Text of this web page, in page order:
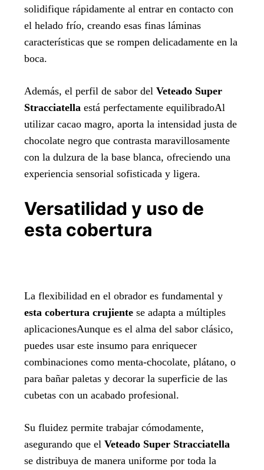
solidifique rápidamente al entrar en contacto con
el helado frío, creando esas finas láminas
características que se rompen delicadamente en la
boca.
Además, el perfil de sabor del Veteado Super
Stracciatella está perfectamente equilibradoAl
utilizar cacao magro, aporta la intensidad justa de
chocolate negro que contrasta maravillosamente
con la dulzura de la base blanca, ofreciendo una
experiencia sensorial sofisticada y ligera.
Versatilidad y uso de
esta cobertura
La flexibilidad en el obrador es fundamental y
esta cobertura crujiente se adapta a múltiples
aplicacionesAunque es el alma del sabor clásico,
puedes usar este insumo para enriquecer
combinaciones como menta-chocolate, plátano, o
para bañar paletas y decorar la superficie de las
cubetas con un acabado profesional.
Su fluidez permite trabajar cómodamente,
asegurando que el Veteado Super Stracciatella
se distribuya de manera uniforme por toda la